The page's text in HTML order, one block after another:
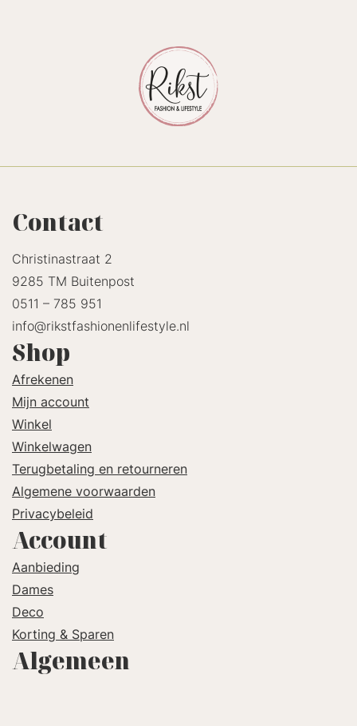
Contact
Christinastraat 2
9285 TM Buitenpost
0511 – 785 951
info@rikstfashionenlifestyle.nl
Shop
Afrekenen
Mijn account
Winkel
Winkelwagen
Terugbetaling en retourneren
Algemene voorwaarden
Privacybeleid
Account
Aanbieding
Dames
Deco
Korting & Sparen
Algemeen